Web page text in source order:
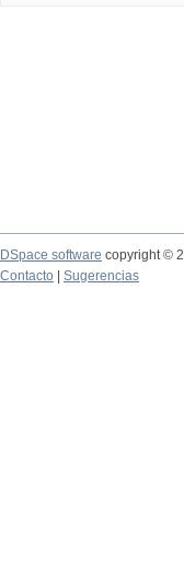
DSpace software copyright ©
Contacto
Sugerencias